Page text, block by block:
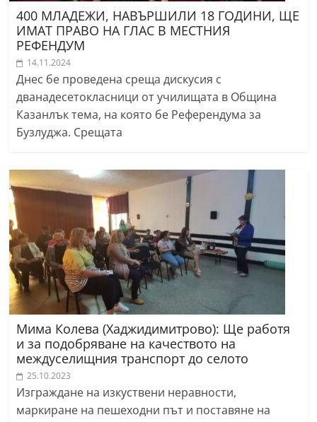
400 МЛАДЕЖИ, НАВЪРШИЛИ 18 ГОДИНИ, ЩЕ
ИМАТ ПРАВО НА ГЛАС В МЕСТНИЯ
РЕФЕНДУМ
14.11.2024
Днес бе проведена среща дискусия с
дванадесетокласници от училищата в Община
Казанлък тема, на която бе Референдума за
Бузлуджа. Срещата
Мима Колева (Хаджидимитрово): Ще работя
и за подобряване на качеството на
междуселищния транспорт до селото
25.10.2023
Изграждане на изкуствени неравности,
маркиране на пешеходни път и поставяне на